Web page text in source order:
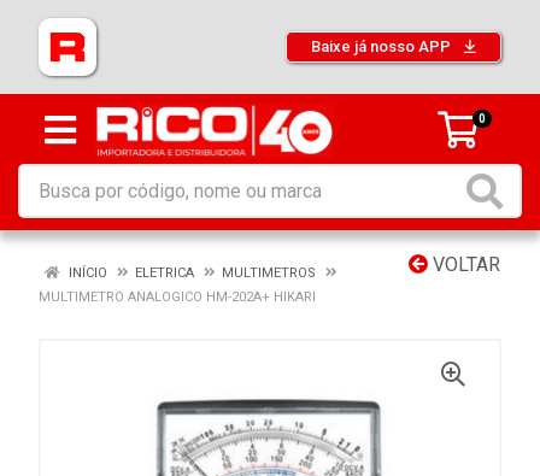
Baixe já nosso APP
0
VOLTAR
INÍCIO ELETRICA
MULTIMETROS
MULTIMETRO ANALOGICO HM-202A+ HIKARI